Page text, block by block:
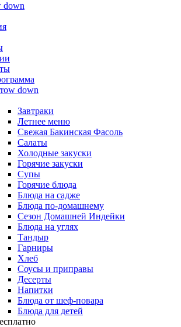
Завтраки
Летнее меню
Свежая Бакинская Фасоль
Салаты
Холодные закуски
Горячие закуски
Супы
Горячие блюда
Блюда на садже
Блюда по-домашнему
Сезон Домашней Индейки
Блюда на углях
Тандыр
Гарниры
Хлеб
Соусы и приправы
Десерты
Напитки
Блюда от шеф-повара
Блюда для детей